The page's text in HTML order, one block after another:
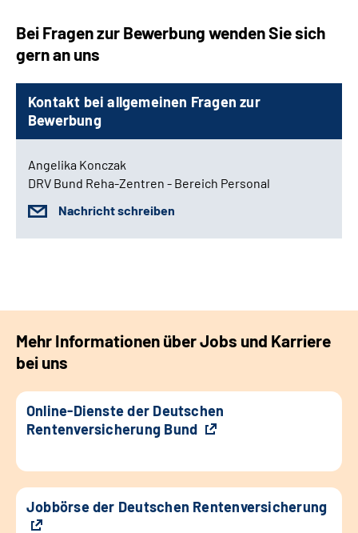
Bei Fragen zur Bewerbung wenden Sie sich
gern an uns
Kontakt bei allgemeinen Fragen zur
Bewerbung
Angelika Konczak
DRV Bund Reha-Zentren - Bereich Personal
Nachricht schreiben
Mehr Informationen über Jobs und Karriere
bei uns
Online-Dienste der Deutschen
Rentenversicherung Bund
Jobbörse der Deutschen Rentenversicherung